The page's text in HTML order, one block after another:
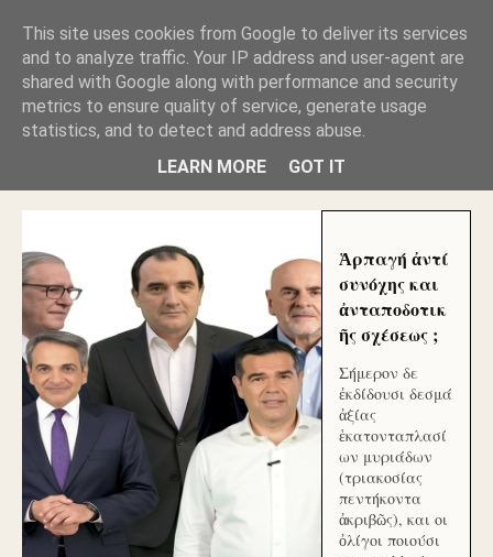
ΑΥΤΟΧΘΟΝΕΣ ΜΟΥ ΕΚΛΕΙΣΑΝ ΤΑ ΣΟΣΙΑΛ ΚΑΙ
ΦΙΜΩΣΑΝ ΤΟ SITE. ΟΙ ΧΙΛΙΑΔΕΣ ΜΙΚΡΟΕΠΕΝΔΥΤΕΣ
ΕΠΕΝΔΥΣΑΤΕ ΓΙΑ ΛΕΗΛΑΣΙΑ ΚΑΙ ΕΓΚΛΗΜΑ ?
ΓΛΥΦΑΔΑ WEB |ΟΙ ΜΕΓΑΛΟΙ ΚΛΕΠΤΑΙ ΑΠΟ ΤΟ
ΜΙΚΡΟΝ ΑΠΑΓΟΥΣΙ
Ἁρπαγή ἀντί
συνόχης και
ἀνταποδοτικ
ῆς σχέσεως ;
Σήμερον δε
ἐκδίδουσι δεσμά
ἀξίας
ἑκατονταπλασί
ων μυριάδων
(τριακοσίας
πεντήκοντα
ἀκριβῶς), και οι
ὀλίγοι ποιούσι
This site uses cookies from Google to deliver its services
and to analyze traffic. Your IP address and user-agent are
shared with Google along with performance and security
metrics to ensure quality of service, generate usage
statistics, and to detect and address abuse.
LEARN MORE
GOT IT